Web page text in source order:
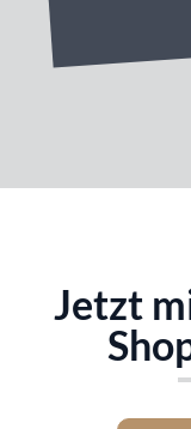
Jetzt